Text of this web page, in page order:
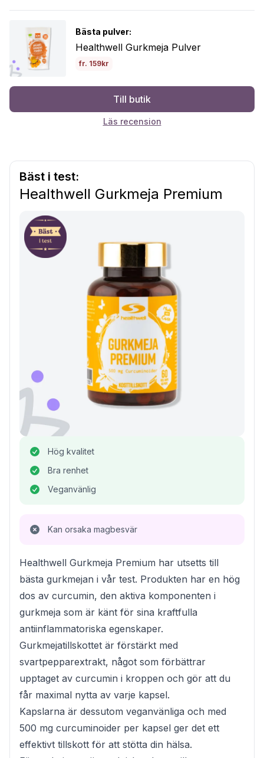
Bästa pulver:
Healthwell Gurkmeja Pulver
fr. 159kr
Till butik
Läs recension
Bäst i test:
Healthwell Gurkmeja Premium
Hög kvalitet
Bra renhet
Veganvänlig
Kan orsaka magbesvär
Healthwell Gurkmeja Premium har utsetts till
bästa gurkmejan i vår test. Produkten har en hög
dos av curcumin, den aktiva komponenten i
gurkmeja som är känt för sina kraftfulla
antiinflammatoriska egenskaper.
Gurkmejatillskottet är förstärkt med
svartpepparextrakt, något som förbättrar
upptaget av curcumin i kroppen och gör att du
får maximal nytta av varje kapsel.
Kapslarna är dessutom veganvänliga och med
500 mg curcuminoider per kapsel ger det ett
effektivt tillskott för att stötta din hälsa.